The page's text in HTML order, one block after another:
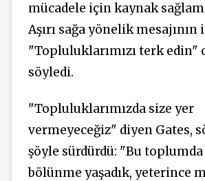
mücadele için kaynak
Aşırı sağa yönelik mesajının
"Topluluklarımızı terk edin"
söyledi.
"Topluluklarımızda size yer
vermeyeceğiz" diyen Gates,
şöyle sürdürdü: "Bu
bölünme yaşadık, yeterince